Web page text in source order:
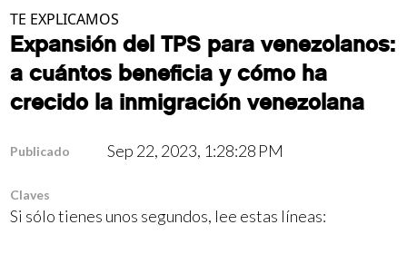
TE EXPLICAMOS
Expansión del TPS para venezolanos:
a cuántos beneficia y cómo ha
crecido la inmigración venezolana
Publicado Sep 22, 2023, 1:28:28 PM
Claves
Si sólo tienes unos segundos, lee estas líneas: